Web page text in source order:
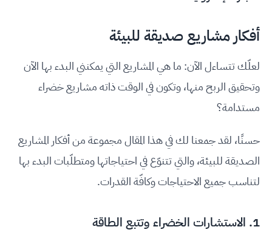
أفكار مشاريع صديقة للبيئة
لعلّك تتساءل الآن: ما هي المشاريع التي يمكنني البدء بها الآن
وتحقيق الربح منها، وتكون في الوقت ذاته مشاريع خضراء
مستدامة؟
حسنًا، لقد جمعنا لك في هذا المقال مجموعة من أفكار المشاريع
الصديقة للبيئة، والتي تتنوّع في احتياجاتها ومتطلّبات البدء بها
لتناسب جميع الاحتياجات وكافّة القدرات.
1. الاستشارات الخضراء وتتبع الطاقة